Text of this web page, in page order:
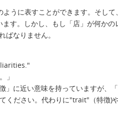
うに表すことができます。そして
す。しかし、もし「店」が何かの
なりません。
」
に近い意味を持っていますが、
ください。代わりに"trait"（特徴